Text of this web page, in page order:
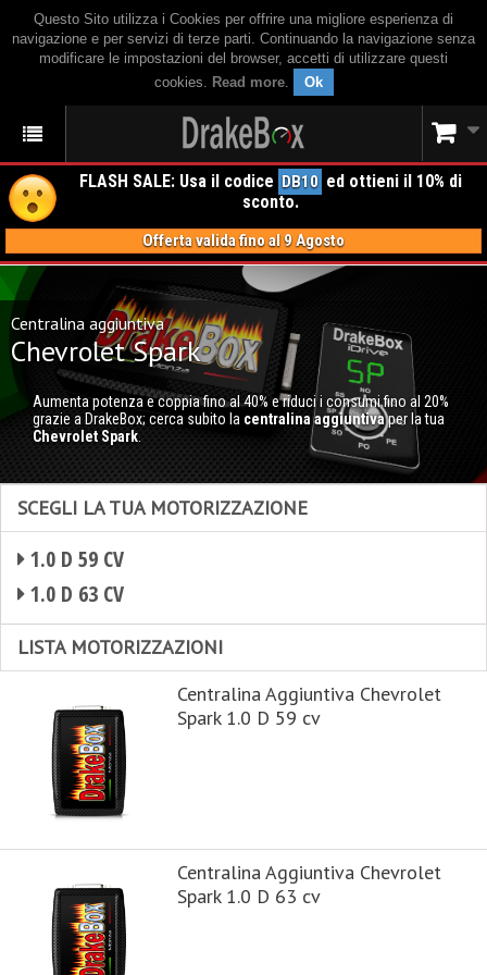
Questo Sito utilizza i Cookies per offrire una migliore esperienza di
navigazione e per servizi di terze parti. Continuando la navigazione senza
modificare le impostazioni del browser, accetti di utilizzare questi
cookies. Read more. Ok
FLASH SALE: Usa il codice DB10 ed ottieni il 10% di
sconto.
Offerta valida fino al 9 Agosto
Centralina aggiuntiva
Chevrolet Spark
Aumenta potenza e coppia fino al 40% e riduci i consumi fino al 20%
grazie a DrakeBox; cerca subito la centralina aggiuntivaper la tua
Chevrolet Spark
SCEGLI LA TUA MOTORIZZAZIONE
1.0 D 59 CV
1.0 D 63 CV
LISTA MOTORIZZAZIONI
Centralina Aggiuntiva Chevrolet
Spark 1.0 D 59 cv
Centralina Aggiuntiva Chevrolet
Spark 1.0 D 63 cv